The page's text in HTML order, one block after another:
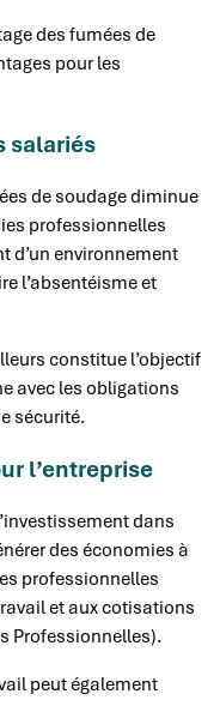
des fumées de
pour les
salariés
de soudage diminue
professionnelles
d’un environnement
l’absentéisme et
constitue l’objectif
avec les obligations
sécurité.
l’entreprise
dans
des économies à
professionnelles
et aux cotisations
Professionnelles).
peut également